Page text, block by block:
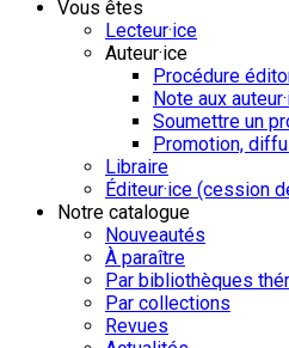
Vous êtes
Lecteur·ice
Auteur·ice
Procédure
Note aux
Soumettre un
Promotion,
Libraire
Éditeur·ice (cession
Notre catalogue
Nouveautés
À paraître
Par bibliothèques
Par collections
Revues